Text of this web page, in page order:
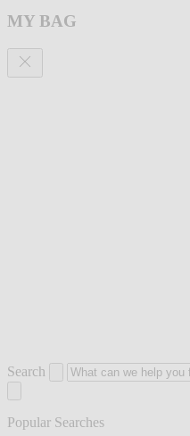
MY BAG
Search
Popular Searches